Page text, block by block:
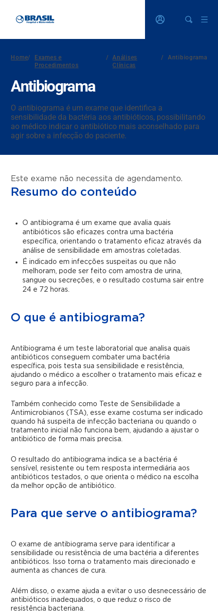
Home/
Exames e
Procedimentos
/
Análises
Clínicas
/ Antibiograma
Antibiograma
O antibiograma é um exame que identifica a
sensibilidade da bactéria aos antibióticos, possibilitando
ao médico indicar o antibiótico mais aconselhado para
agir sobre a infecção do paciente.
Este exame não necessita de agendamento.
Resumo do conteúdo
O antibiograma é um exame que avalia quais
antibióticos são eficazes contra uma bactéria
específica, orientando o tratamento eficaz através da
análise de sensibilidade em amostras coletadas.
É indicado em infecções suspeitas ou que não
melhoram, pode ser feito com amostra de urina,
sangue ou secreções, e o resultado costuma sair entre
24 e 72 horas.
O que é antibiograma?
Antibiograma é um teste laboratorial que analisa quais
antibióticos conseguem combater uma bactéria
específica, pois testa sua sensibilidade e resistência,
ajudando o médico a escolher o tratamento mais eficaz e
seguro para a infecção.
Também conhecido como Teste de Sensibilidade a
Antimicrobianos (TSA), esse exame costuma ser indicado
quando há suspeita de infecção bacteriana ou quando o
tratamento inicial não funciona bem, ajudando a ajustar o
antibiótico de forma mais precisa.
O resultado do antibiograma indica se a bactéria é
sensível, resistente ou tem resposta intermediária aos
antibióticos testados, o que orienta o médico na escolha
da melhor opção de antibiótico.
Para que serve o antibiograma?
O exame de antibiograma serve para identificar a
sensibilidade ou resistência de uma bactéria a diferentes
antibióticos. Isso torna o tratamento mais direcionado e
aumenta as chances de cura.
Além disso, o exame ajuda a evitar o uso desnecessário de
antibióticos inadequados, o que reduz o risco de
resistência bacteriana.